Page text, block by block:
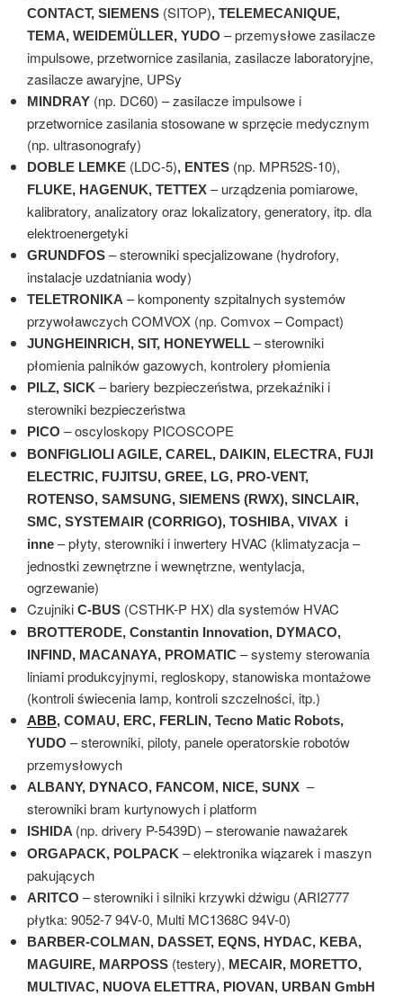
CONTACT, SIEMENS (SITOP), TELEMECANIQUE,
TEMA, WEIDEMÜLLER, YUDO – przemysłowe zasilacze
impulsowe, przetwornice zasilania, zasilacze laboratoryjne,
zasilacze awaryjne, UPSy
MINDRAY (np. DC60) – zasilacze impulsowe i
przetwornice zasilania stosowane w sprzęcie medycznym
(np. ultrasonografy)
DOBLE LEMKE (LDC-5), ENTES (np. MPR52S-10),
FLUKE, HAGENUK, TETTEX – urządzenia pomiarowe,
kalibratory, analizatory oraz lokalizatory, generatory, itp. dla
elektroenergetyki
GRUNDFOS – sterowniki specjalizowane (hydrofory,
instalacje uzdatniania wody)
TELETRONIKA – komponenty szpitalnych systemów
przywoławczych COMVOX (np. Comvox – Compact)
JUNGHEINRICH, SIT, HONEYWELL – sterowniki
płomienia palników gazowych, kontrolery płomienia
PILZ, SICK – bariery bezpieczeństwa, przekaźniki i
sterowniki bezpieczeństwa
PICO – oscyloskopy PICOSCOPE
BONFIGLIOLI AGILE, CAREL, DAIKIN, ELECTRA, FUJI
ELECTRIC, FUJITSU, GREE, LG, PRO-VENT,
ROTENSO, SAMSUNG, SIEMENS (RWX), SINCLAIR,
SMC, SYSTEMAIR (CORRIGO), TOSHIBA, VIVAX i
inne – płyty, sterowniki i inwertery HVAC (klimatyzacja –
jednostki zewnętrzne i wewnętrzne, wentylacja,
ogrzewanie)
Czujniki C-BUS (CSTHK-P HX) dla systemów HVAC
BROTTERODE, Constantin Innovation, DYMACO,
INFIND, MACANAYA, PROMATIC – systemy sterowania
liniami produkcyjnymi, regloskopy, stanowiska montażowe
(kontroli świecenia lamp, kontroli szczelności, itp.)
ABB, COMAU, ERC, FERLIN, Tecno Matic Robots,
YUDO – sterowniki, piloty, panele operatorskie robotów
przemysłowych
ALBANY, DYNACO, FANCOM, NICE, SUNX –
sterowniki bram kurtynowych i platform
ISHIDA (np. drivery P-5439D) – sterowanie naważarek
ORGAPACK, POLPACK – elektronika wiązarek i maszyn
pakujących
ARITCO – sterowniki i silniki krzywki dźwigu (ARI2777
płytka: 9052-7 94V-0, Multi MC1368C 94V-0)
BARBER-COLMAN, DASSET, EQNS, HYDAC, KEBA,
MAGUIRE, MARPOSS (testery), MECAIR, MORETTO,
MULTIVAC, NUOVA ELETTRA, PIOVAN, URBAN GmbH